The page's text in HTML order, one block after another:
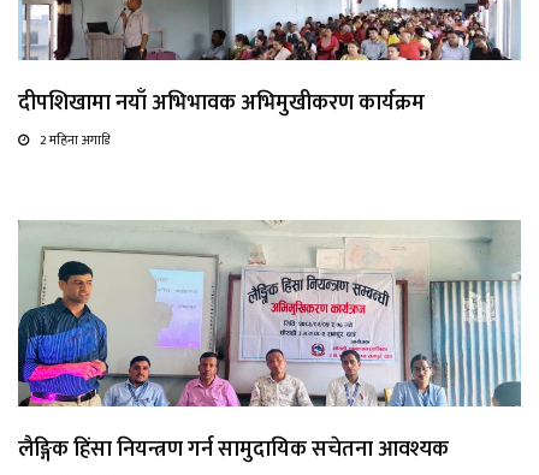
दीपशिखामा नयाँ अभिभावक अभिमुखीकरण कार्यक्रम
2 महिना अगाडि
लैङ्गिक हिंसा नियन्त्रण गर्न सामुदायिक सचेतना आवश्यक